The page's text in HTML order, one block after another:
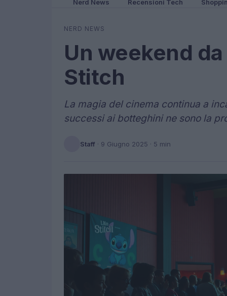
Nerd News Recensioni Tech
NERD NEWS
Un weekend
Stitch
La magia del cinema continua a
successi ai botteghini ne sono la
Staff · 9 Giugno 2025 · 5 min